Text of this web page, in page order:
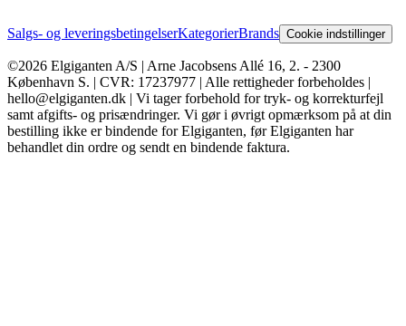
Salgs- og leveringsbetingelserKategorierBrands Cookie indstillinger
©2026 Elgiganten A/S | Arne Jacobsens Allé 16, 2. - 2300
København S. | CVR: 17237977 | Alle rettigheder forbeholdes |
hello@elgiganten.dk | Vi tager forbehold for tryk- og korrekturfejl
samt afgifts- og prisændringer. Vi gør i øvrigt opmærksom på at din
bestilling ikke er bindende for Elgiganten, før Elgiganten har
behandlet din ordre og sendt en bindende faktura.